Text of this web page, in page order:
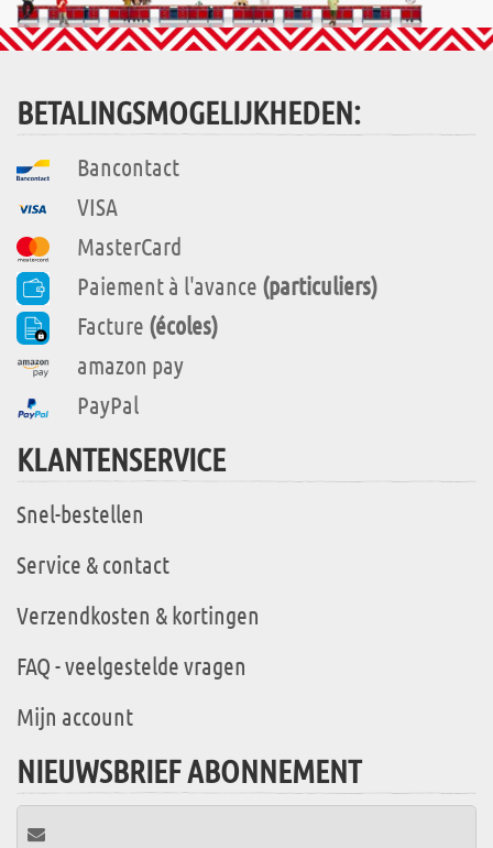
BETALINGSMOGELIJKHEDEN:
Bancontact
VISA
MasterCard
Paiement à l'avance (particuliers)
Facture (écoles)
amazon pay
PayPal
KLANTENSERVICE
Snel-bestellen
Service & contact
Verzendkosten & kortingen
FAQ - veelgestelde vragen
Mijn account
NIEUWSBRIEF ABONNEMENT